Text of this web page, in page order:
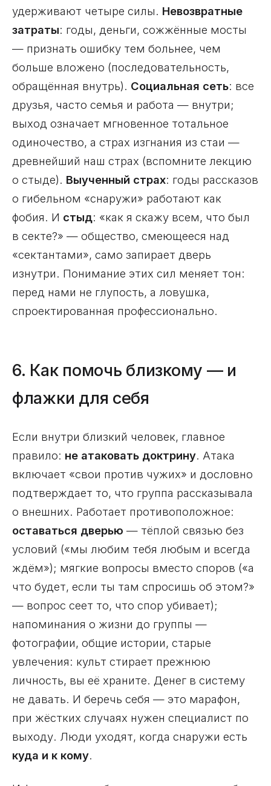
удерживают четыре силы. Невозвратные
затраты: годы, деньги, сожжённые мосты
— признать ошибку тем больнее, чем
больше вложено (последовательность,
обращённая внутрь). Социальная сеть: все
друзья, часто семья и работа — внутри;
выход означает мгновенное тотальное
одиночество, а страх изгнания из стаи —
древнейший наш страх (вспомните лекцию
о стыде). Выученный страх: годы рассказов
о гибельном «снаружи» работают как
фобия. И стыд: «как я скажу всем, что был
в секте?» — общество, смеющееся над
«сектантами», само запирает дверь
изнутри. Понимание этих сил меняет тон:
перед нами не глупость, а ловушка,
спроектированная профессионально.
6. Как помочь близкому — и
флажки для себя
Если внутри близкий человек, главное
правило: не атаковать доктрину. Атака
включает «свои против чужих» и дословно
подтверждает то, что группа рассказывала
о внешних. Работает противоположное:
оставаться дверью — тёплой связью без
условий («мы любим тебя любым и всегда
ждём»); мягкие вопросы вместо споров («а
что будет, если ты там спросишь об этом?»
— вопрос сеет то, что спор убивает);
напоминания о жизни до группы —
фотографии, общие истории, старые
увлечения: культ стирает прежнюю
личность, вы её храните. Денег в систему
не давать. И беречь себя — это марафон,
при жёстких случаях нужен специалист по
выходу. Люди уходят, когда снаружи есть
куда и к кому.